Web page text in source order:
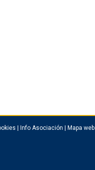
|Info Asociación |Mapa web